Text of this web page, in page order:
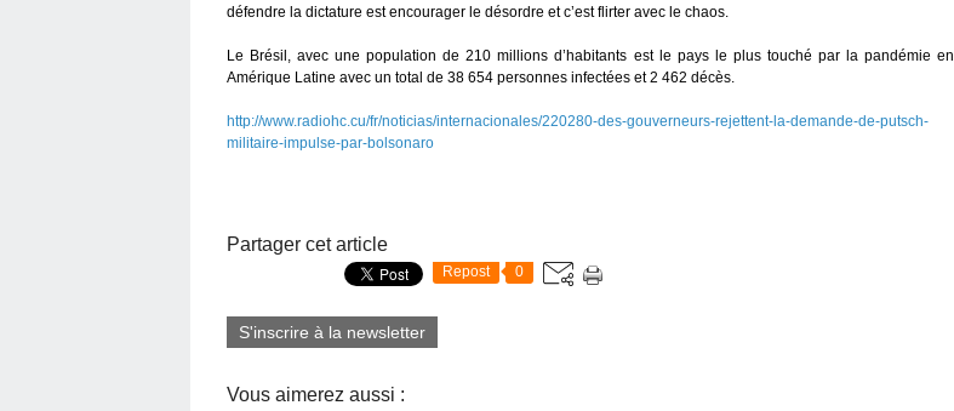
défendre la dictature est encourager le désordre et c’est flirter avec le chaos.
Le Brésil, avec une population de 210 millions d’habitants est le pays le plus touché par la pandémie en
Amérique Latine avec un total de 38 654 personnes infectées et 2 462 décès.
http://www.radiohc.cu/fr/noticias/internacionales/220280-des-gouverneurs-rejettent-la-demande-de-putsch-
militaire-impulse-par-bolsonaro
Partager cet article
Repost 0
S'inscrire à la newsletter
Vous aimerez aussi :